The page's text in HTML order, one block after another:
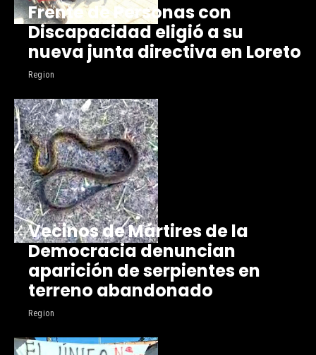
Frente de Personas con
Discapacidad eligió a su
nueva junta directiva en Loreto
Region
Vecinos de Mártires de la
Democracia denuncian
aparición de serpientes en
terreno abandonado
Region